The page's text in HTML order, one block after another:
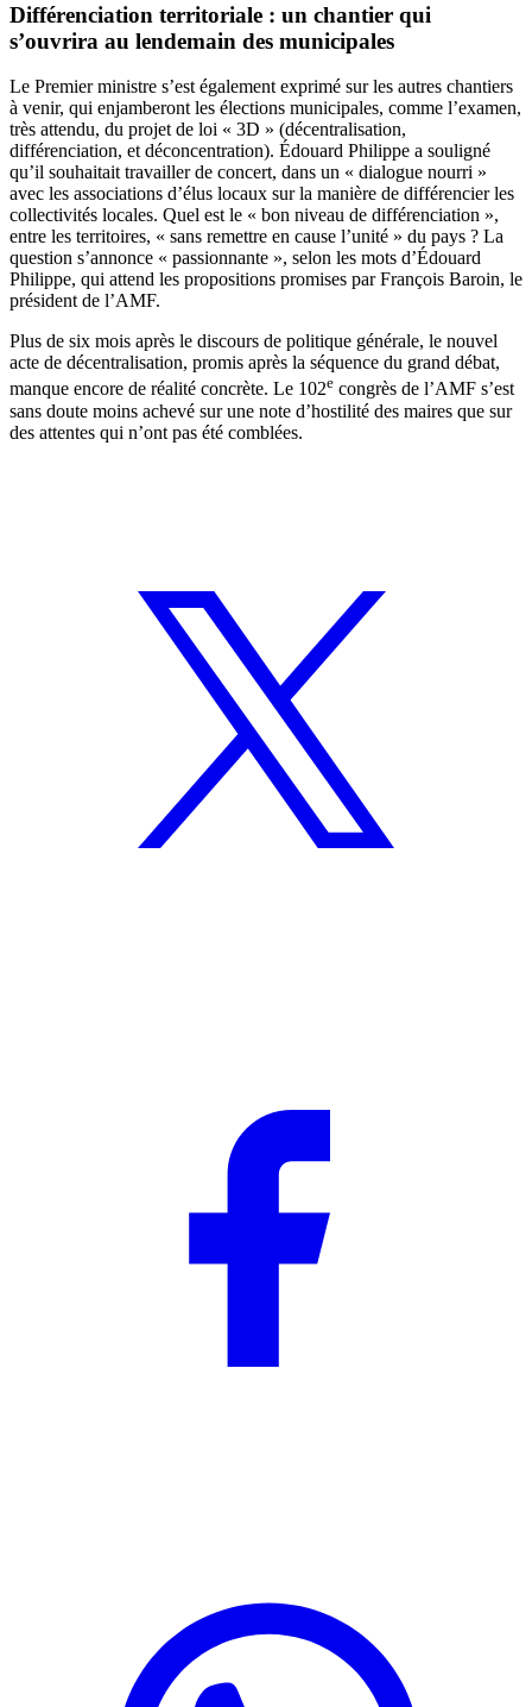
Différenciation territoriale : un chantier qui
s’ouvrira au lendemain des municipales
Le Premier ministre s’est également exprimé sur les autres chantiers
à venir, qui enjamberont les élections municipales, comme l’examen,
très attendu, du projet de loi « 3D » (décentralisation,
différenciation, et déconcentration). Édouard Philippe a souligné
qu’il souhaitait travailler de concert, dans un « dialogue nourri »
avec les associations d’élus locaux sur la manière de différencier les
collectivités locales. Quel est le « bon niveau de différenciation »,
entre les territoires, « sans remettre en cause l’unité » du pays ? La
question s’annonce « passionnante », selon les mots d’Édouard
Philippe, qui attend les propositions promises par François Baroin, le
président de l’AMF.
Plus de six mois après le discours de politique générale, le nouvel
acte de décentralisation, promis après la séquence du grand débat,
manque encore de réalité concrète. Le 102e congrès de l’AMF s’est
sans doute moins achevé sur une note d’hostilité des maires que sur
des attentes qui n’ont pas été comblées.